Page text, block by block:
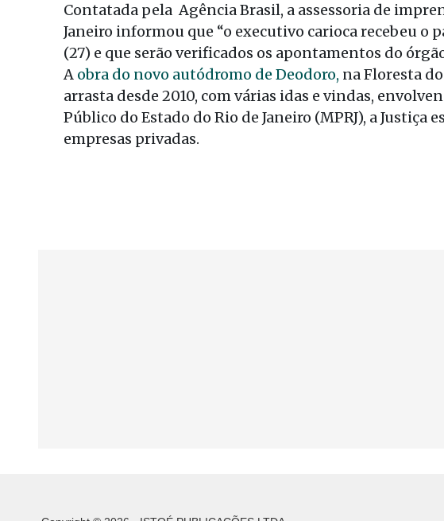
Contatada pela Agência Brasil, a assessoria de
Janeiro informou que “o executivo carioca recebeu o
(27) e que serão verificados os apontamentos do
A obra do novo autódromo de Deodoro, na Floresta
arrasta desde 2010, com várias idas e vindas,
Público do Estado do Rio de Janeiro (MPRJ), a Justiça
empresas privadas.